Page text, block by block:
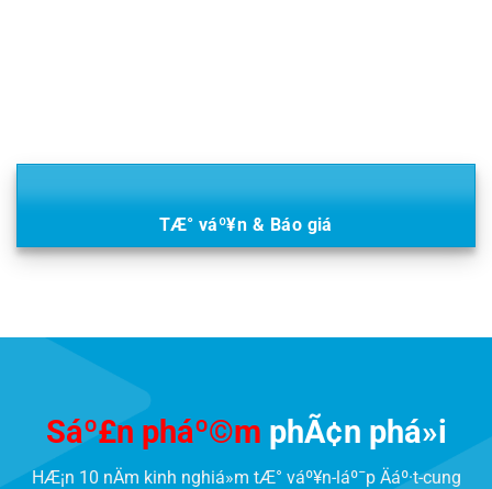
TÆ° váº¥n & Báo giá
Sáº£n pháº©m phÃ¢n phá»i
HÆ¡n 10 nÄm kinh nghiá»m tÆ° váº¥n-láº¯p Äáº·t-cung